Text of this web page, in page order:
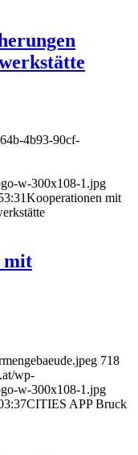
4b93-90cf-
w-300x108-1.jpg
Kooperationen mit
mit
718
wp-
w-300x108-1.jpg
CITIES APP Bruck